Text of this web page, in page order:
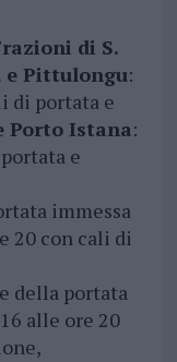
di S.
e Pittulongu:
di portata e
Porto Istana:
e
immessa
20 con cali di
della portata
alle ore 20